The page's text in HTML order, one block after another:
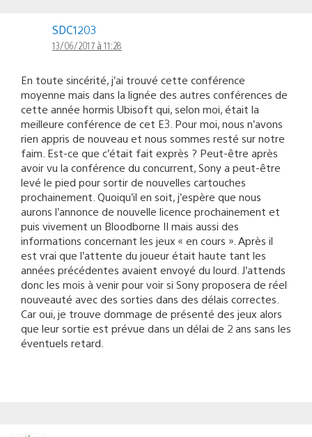
SDC1203
13/06/2017 à 11:28
En toute sincérité, j’ai trouvé cette conférence
moyenne mais dans la lignée des autres conférences de
cette année hormis Ubisoft qui, selon moi, était la
meilleure conférence de cet E3. Pour moi, nous n’avons
rien appris de nouveau et nous sommes resté sur notre
faim. Est-ce que c’était fait exprès ? Peut-être après
avoir vu la conférence du concurrent, Sony a peut-être
levé le pied pour sortir de nouvelles cartouches
prochainement. Quoiqu’il en soit, j’espère que nous
aurons l’annonce de nouvelle licence prochainement et
puis vivement un Bloodborne II mais aussi des
informations concernant les jeux « en cours ». Après il
est vrai que l’attente du joueur était haute tant les
années précédentes avaient envoyé du lourd. J’attends
donc les mois à venir pour voir si Sony proposera de réel
nouveauté avec des sorties dans des délais correctes.
Car oui, je trouve dommage de présenté des jeux alors
que leur sortie est prévue dans un délai de 2 ans sans les
éventuels retard.